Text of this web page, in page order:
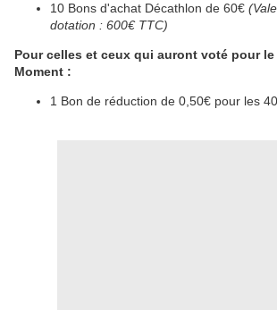
10 Bons d'achat Décathlon de 60€
dotation : 600€ TTC)
Pour celles et ceux qui auront voté pour le
Moment :
1 Bon de réduction de 0,50€ pour les